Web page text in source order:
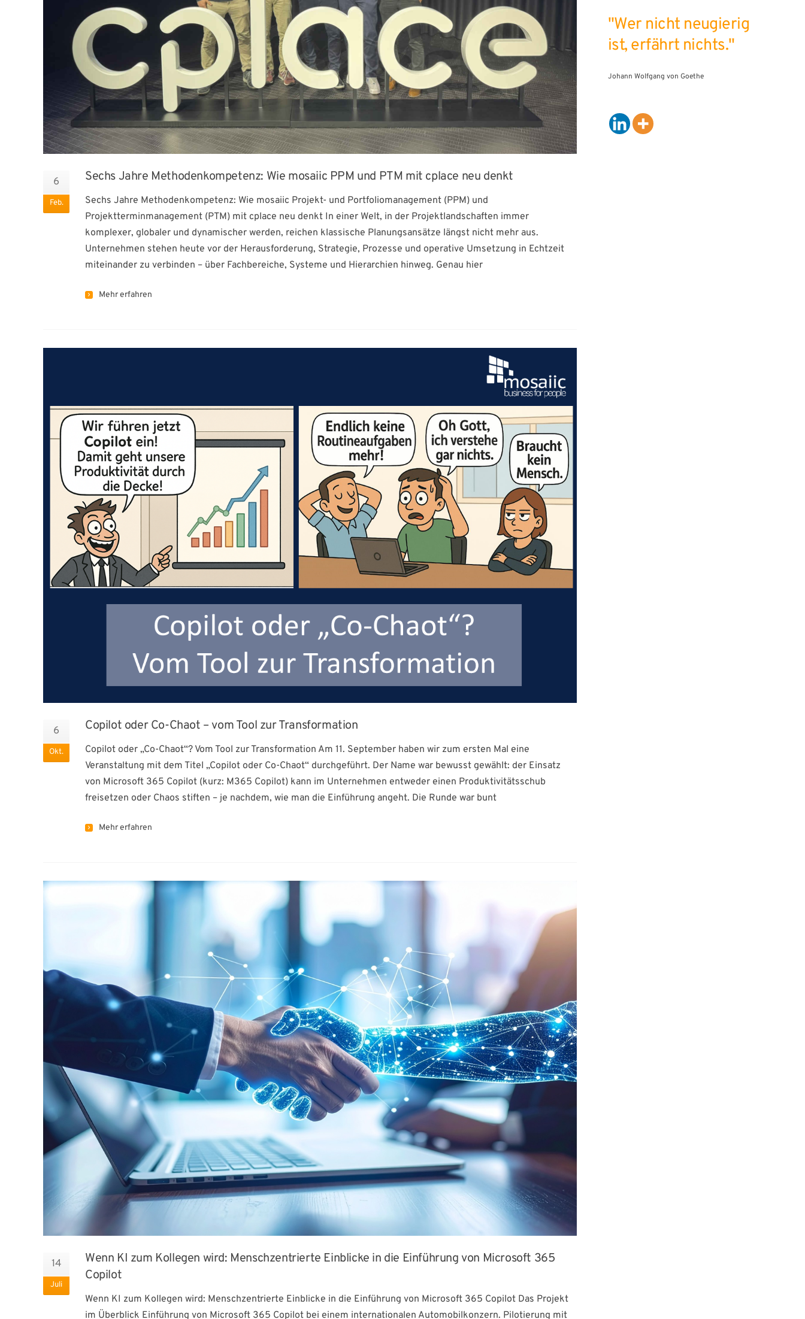
6
Feb.
Sechs Jahre Methodenkompetenz: Wie mosaiic PPM und PTM mit cplace neu denkt
Sechs Jahre Methodenkompetenz: Wie mosaiic Projekt- und Portfoliomanagement (PPM) und
Projektterminmanagement (PTM) mit cplace neu denkt In einer Welt, in der Projektlandschaften immer
komplexer, globaler und dynamischer werden, reichen klassische Planungsansätze längst nicht mehr aus.
Unternehmen stehen heute vor der Herausforderung, Strategie, Prozesse und operative Umsetzung in Echtzeit
miteinander zu verbinden – über Fachbereiche, Systeme und Hierarchien hinweg. Genau hier
Mehr erfahren
6
Okt.
Copilot oder Co-Chaot – vom Tool zur Transformation
Copilot oder „Co-Chaot“? Vom Tool zur Transformation Am 11. September haben wir zum ersten Mal eine
Veranstaltung mit dem Titel „Copilot oder Co-Chaot“ durchgeführt. Der Name war bewusst gewählt: der Einsatz
von Microsoft 365 Copilot (kurz: M365 Copilot) kann im Unternehmen entweder einen Produktivitätsschub
freisetzen oder Chaos stiften – je nachdem, wie man die Einführung angeht. Die Runde war bunt
Mehr erfahren
14
Juli
Wenn KI zum Kollegen wird: Menschzentrierte Einblicke in die Einführung von Microsoft 365
Copilot
Wenn KI zum Kollegen wird: Menschzentrierte Einblicke in die Einführung von Microsoft 365 Copilot Das Projekt
im Überblick Einführung von Microsoft 365 Copilot bei einem internationalen Automobilkonzern. Pilotierung mit
"Wer nicht neugierig
ist, erfährt nichts."
Johann Wolfgang von Goethe